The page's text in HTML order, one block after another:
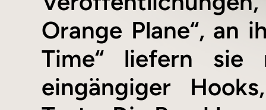
Orange Plane“, an
Time“ liefern sie
eingängiger